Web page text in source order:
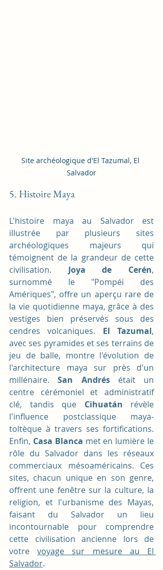
Site archéologique d'El Tazumal, El
Salvador
5. Histoire Maya
L'histoire maya au Salvador est
illustrée par plusieurs sites
archéologiques majeurs qui
témoignent de la grandeur de cette
civilisation. Joya de Cerén,
surnommé le "Pompéi des
Amériques", offre un aperçu rare de
la vie quotidienne maya, grâce à des
vestiges bien préservés sous des
cendres volcaniques. El Tazumal,
avec ses pyramides et ses terrains de
jeu de balle, montre l'évolution de
l'architecture maya sur près d'un
millénaire. San Andrés était un
centre cérémoniel et administratif
clé, tandis que Cihuatán révèle
l'influence postclassique maya-
toltèque à travers ses fortifications.
Enfin, Casa Blanca met en lumière le
rôle du Salvador dans les réseaux
commerciaux mésoaméricains. Ces
sites, chacun unique en son genre,
offrent une fenêtre sur la culture, la
religion, et l'urbanisme des Mayas,
faisant du Salvador un lieu
incontournable pour comprendre
cette civilisation ancienne lors de
votre voyage sur mesure au El
Salvador.